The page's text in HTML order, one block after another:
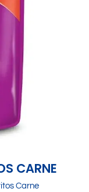
CARNE
Carne